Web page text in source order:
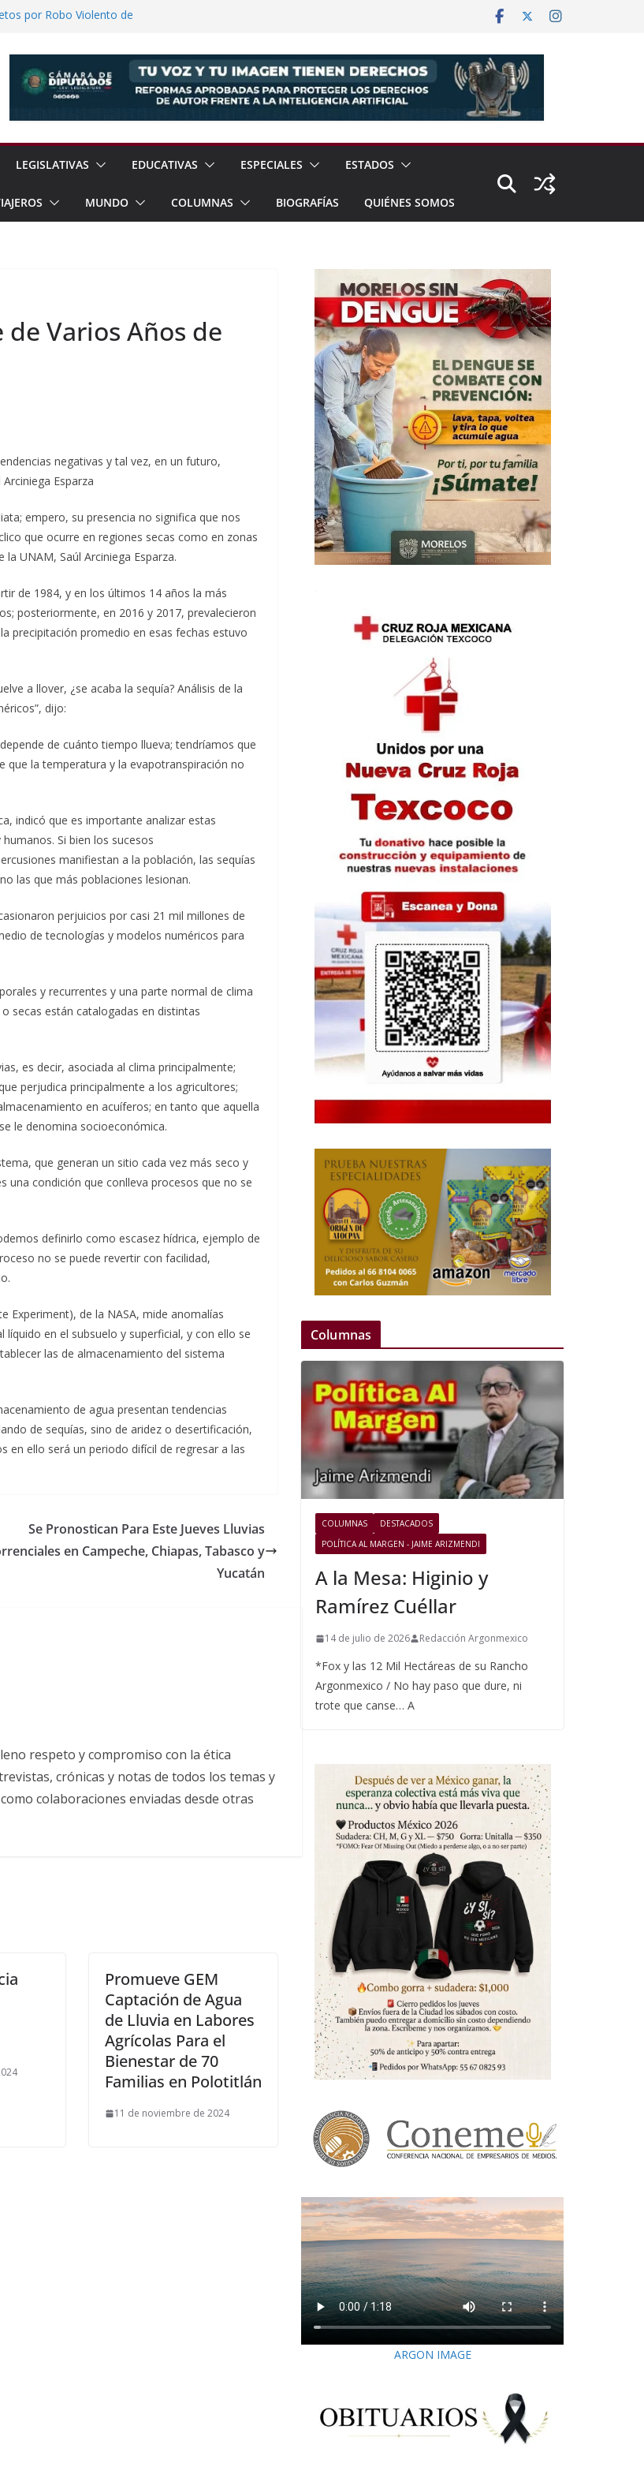
por Robo Violento de
de Resultados Tras 600
LEGISLATIVAS EDUCATIVAS ESPECIALES ESTADOS
MUNDO COLUMNAS BIOGRAFÍAS QUIÉNES SOMOS
Varios Años de
negativas y tal vez, en un futuro,
Esparza
empero, su presencia no significa que nos
que ocurre en regiones secas como en zonas
UNAM, Saúl Arciniega Esparza.
de 1984, y en los últimos 14 años la más
posteriormente, en 2016 y 2017, prevalecieron
precipitación promedio en esas fechas estuvo
a llover, ¿se acaba la sequía? Análisis de la
dijo:
de cuánto tiempo llueva; tendríamos que
que la temperatura y la evapotranspiración no
indicó que es importante analizar estas
Si bien los sucesos
manifiestan a la población, las sequías
las que más poblaciones lesionan.
perjuicios por casi 21 mil millones de
de tecnologías y modelos numéricos para
y recurrentes y una parte normal de clima
secas están catalogadas en distintas
es decir, asociada al clima principalmente;
perjudica principalmente a los agricultores;
en acuíferos; en tanto que aquella
le denomina socioeconómica.
que generan un sitio cada vez más seco y
una condición que conlleva procesos que no se
definirlo como escasez hídrica, ejemplo de
no se puede revertir con facilidad,
Experiment), de la NASA, mide anomalías
en el subsuelo y superficial, y con ello se
las de almacenamiento del sistema
de agua presentan tendencias
de sequías, sino de aridez o desertificación,
en ello será un periodo difícil de regresar a las
Se Pronostican Para Este Jueves Lluvias
en Campeche, Chiapas, Tabasco y
Yucatán
respeto y compromiso con la ética
crónicas y notas de todos los temas y
colaboraciones enviadas desde otras
Promueve GEM
Captación de Agua
de Lluvia en Labores
Agrícolas Para el
Bienestar de 70
Familias en Polotitlán
11 de noviembre de 2024
Columnas
COLUMNAS
DESTACADOS
POLÍTICA AL MARGEN - JAIME ARIZMENDI
A la Mesa: Higinio y
Ramírez Cuéllar
14 de julio de 2026 Redacción Argonmexico
*Fox y las 12 Mil Hectáreas de su Rancho
Argonmexico / No hay paso que dure, ni
trote que canse… A
ARGON IMAGE